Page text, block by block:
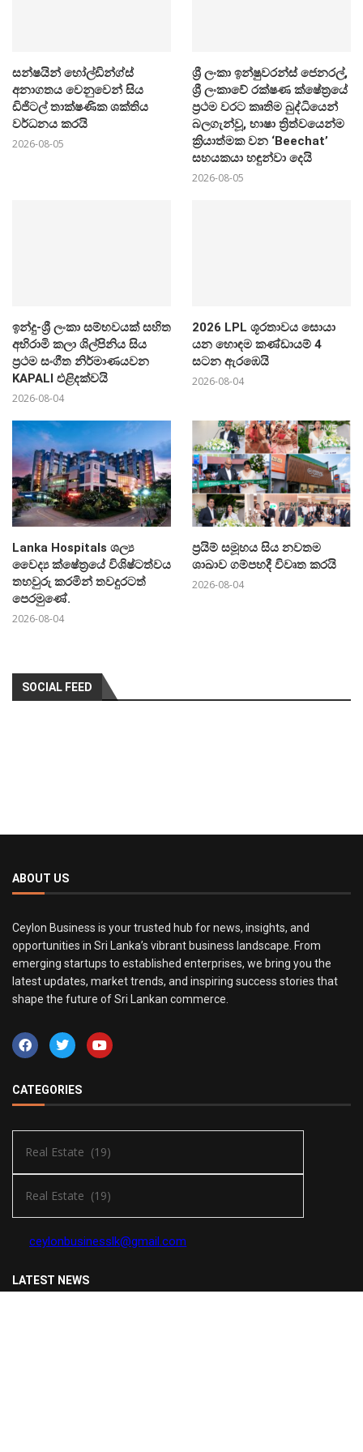
සන්ෂයින් හෝල්ඩින්ග්ස්
අනාගතය වෙනුවෙන් සිය
ඩිජිටල් තාක්ෂණික ශක්තිය
වර්ධනය කරයි
2026-08-05
ශ්‍රී ලංකා ඉන්ෂුවරන්ස් ජෙනරල්,
ශ්‍රී ලංකාවේ රක්ෂණ ක්ෂේත්‍රයේ
ප්‍රථම වරට කෘතිම බුද්ධියෙන්
බලගැන්වූ, භාෂා ත්‍රිත්වයෙන්ම
ක්‍රියාත්මක වන ‘Beechat’
සහයකයා හඳුන්වා දෙයි
2026-08-05
ඉන්දු-ශ්‍රී ලංකා සම්භවයක් සහිත
අභිරාමි කලා ශිල්පිනිය සිය
ප්‍රථම සංගීත නිර්මාණයවන
KAPALI එළිදක්වයි
2026-08-04
2026 LPL ශූරතාවය සොයා
යන හොඳම කණ්ඩායම් 4
සටන ඇරඹෙයි
2026-08-04
Lanka Hospitals ශල්‍ය
වෛද්‍ය ක්ෂේත්‍රයේ විශිෂ්ටත්වය
තහවුරු කරමින් තවදුරටත්
පෙරමුණේ.
2026-08-04
ප්‍රයිම් සමූහය සිය නවතම
ශාඛාව ගම්පහදී විවෘත කරයි
2026-08-04
SOCIAL FEED
ABOUT US
Ceylon Business is your trusted hub for news, insights, and
opportunities in Sri Lanka’s vibrant business landscape. From
emerging startups to established enterprises, we bring you the
latest updates, market trends, and inspiring success stories that
shape the future of Sri Lankan commerce.
CATEGORIES
ceylonbusinesslk@gmail.com
LATEST NEWS